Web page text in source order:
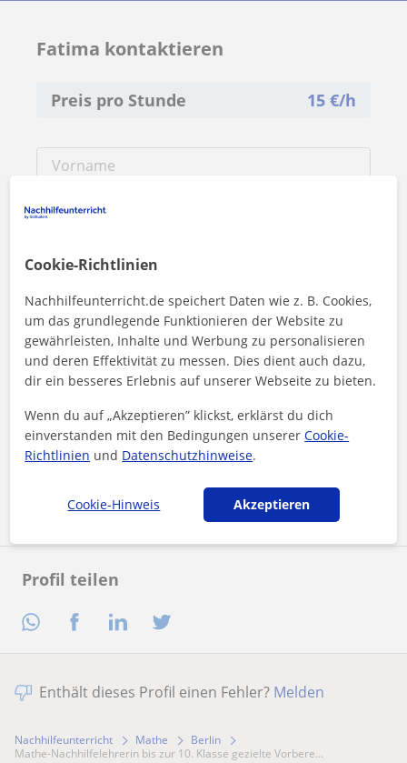
Profil teilen
Fatima kontaktieren
Preis pro Stunde 15€/h
Durch Klicken auf eine der beiden Schaltflächen stimmen Sie
unseremImpressumund unsererDatenschutzerklärungzu
Nachricht senden
Enthält dieses Profil einen Fehler? Melden
Nachhilfeunterricht Mathe
Berlin
Mathe-Nachhilfelehrerin bis zur 10. Klasse gezielte Vorbere...
Cookie-Richtlinien
Nachhilfeunterricht.de speichert Daten wie z. B. Cookies,
um das grundlegende Funktionieren der Website zu
gewährleisten, Inhalte und Werbung zu personalisieren
und deren Effektivität zu messen. Dies dient auch dazu,
dir ein besseres Erlebnis auf unserer Webseite zu bieten.
Wenn du auf „Akzeptieren” klickst, erklärst du dich
einverstanden mit den Bedingungen unsererCookie-
Richtlinien und Datenschutzhinweise.
Cookie-Hinweis Akzeptieren